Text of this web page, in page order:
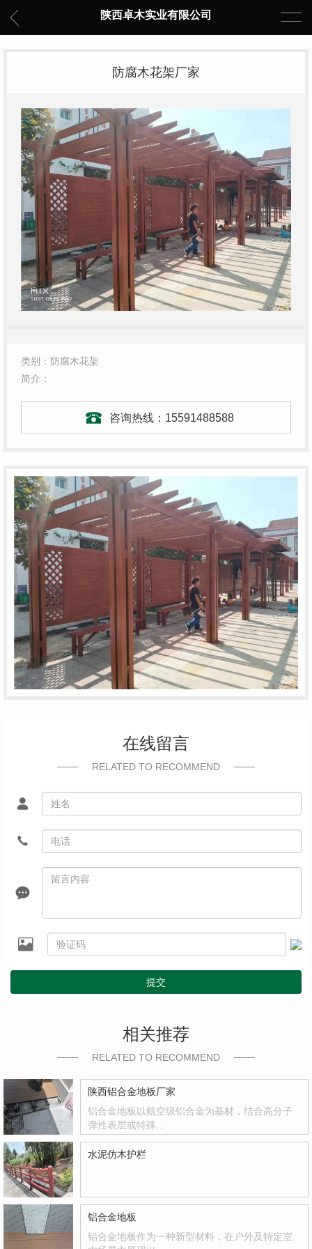
陕西卓木实业有限公司
防腐木花架厂家
类别：防腐木花架
简介：
咨询热线： 15591488588
在线留言
RELATED TO RECOMMEND
提交
相关推荐
RELATED TO RECOMMEND
陕西铝合金地板厂家
铝合金地板以航空级铝合金为基材，结合高分子
弹性表层或特殊…
水泥仿木护栏
铝合金地板
铝合金地板作为一种新型材料，在户外及特定室